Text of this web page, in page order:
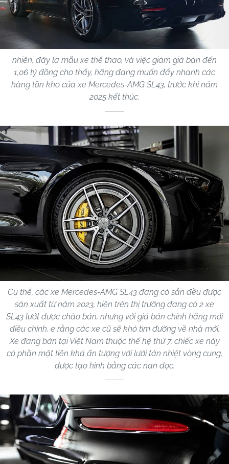
nhiên, đây là mẫu xe thể thao, và việc giảm giá bán đến
1,06 tỷ đồng cho thấy, hãng đang muốn đẩy nhanh các
hàng tồn kho của xe Mercedes-AMG SL43, trước khi năm
2025 kết thúc.
Cụ thể, các xe Mercedes-AMG SL43 đang có sẵn đều được
sản xuất từ năm 2023, hiện trên thị trường đang có 2 xe
SL43 lướt được chào bán, nhưng với giá bán chính hãng mới
điều chỉnh, e rằng các xe cũ sẽ khó tìm đường về nhà mới.
Xe đang bán tại Việt Nam thuộc thế hệ thứ 7, chiếc xe này
có phần mặt tiền khá ấn tượng với lưới tản nhiệt vòng cung,
được tạo hình bằng các nan dọc.